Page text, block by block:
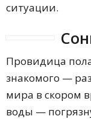
ситуации.
Провидица
знакомого —
мира в скором
воды —